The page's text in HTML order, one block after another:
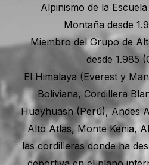
Alpinismo de la
Montaña desde
Miembro del Grupo de
desde 1.985
El Himalaya (Everest y
Boliviana, Cordillera
Huayhuash (Perú), Andes
Alto Atlas, Monte Kenia,
las cordilleras donde ha